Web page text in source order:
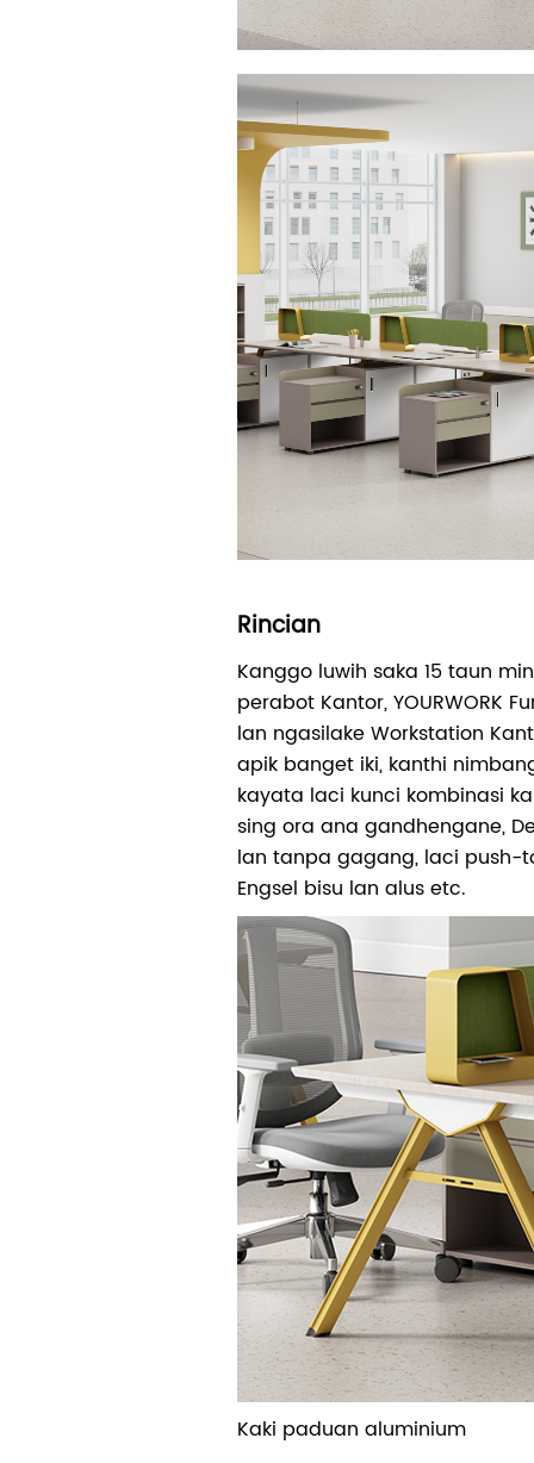
Rincian
Kanggo luwih saka 15 taun
perabot Kantor, YOURWORK
lan ngasilake Workstation
apik banget iki, kanthi
kayata laci kunci kombinasi
sing ora ana gandhengane,
lan tanpa gagang, laci push-
Engsel bisu lan alus etc.
Kaki paduan aluminium